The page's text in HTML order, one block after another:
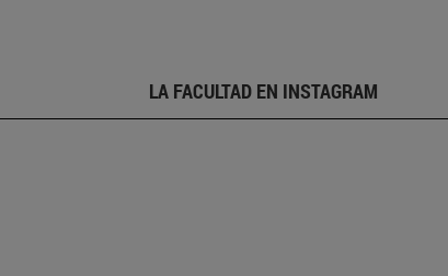
LA FACULTAD EN INSTAGRAM